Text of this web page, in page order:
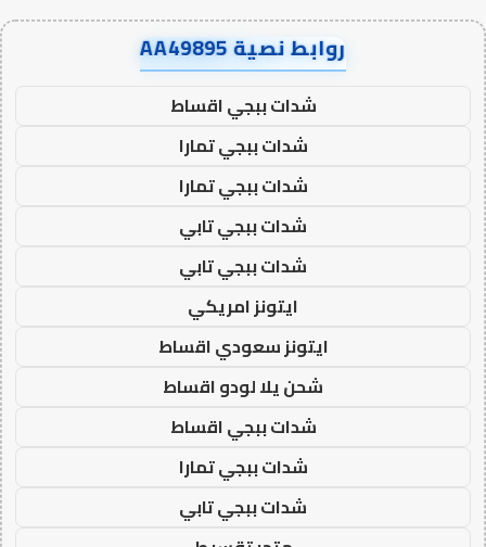
روابط نصية AA49895
شدات ببجي اقساط
شدات ببجي تمارا
شدات ببجي تمارا
شدات ببجي تابي
شدات ببجي تابي
ايتونز امريكي
ايتونز سعودي اقساط
شحن يلا لودو اقساط
شدات ببجي اقساط
شدات ببجي تمارا
شدات ببجي تابي